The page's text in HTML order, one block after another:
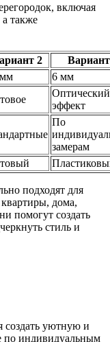
включая
также
2
6 мм
Оптический
эффект
По
замерам
подходят для
дома,
помогут создать
стиль и
создать уютную и
по индивидуальным